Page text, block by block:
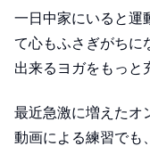
一日中家にいると運
て心もふさぎがちに
出来るヨガをもっと
最近急激に増えたオ
動画による練習でも